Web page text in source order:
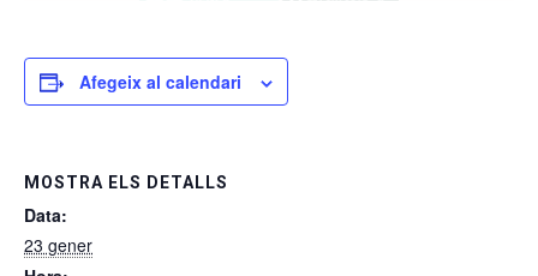
Afegeix al calendari
MOSTRA ELS DETALLS
Data:
23 gener